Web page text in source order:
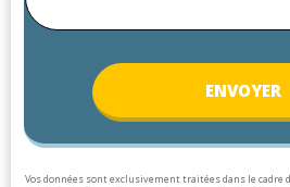
ENVOYER
Vos données sont exclusivement traitées dans le cadre